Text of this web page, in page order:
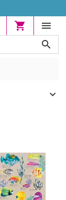



